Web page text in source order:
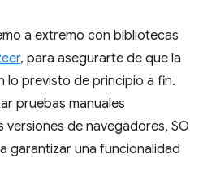
a extremo con bibliotecas
, para asegurarte de que la
lo previsto de principio a fin.
pruebas manuales
versiones de navegadores, SO
garantizar una funcionalidad